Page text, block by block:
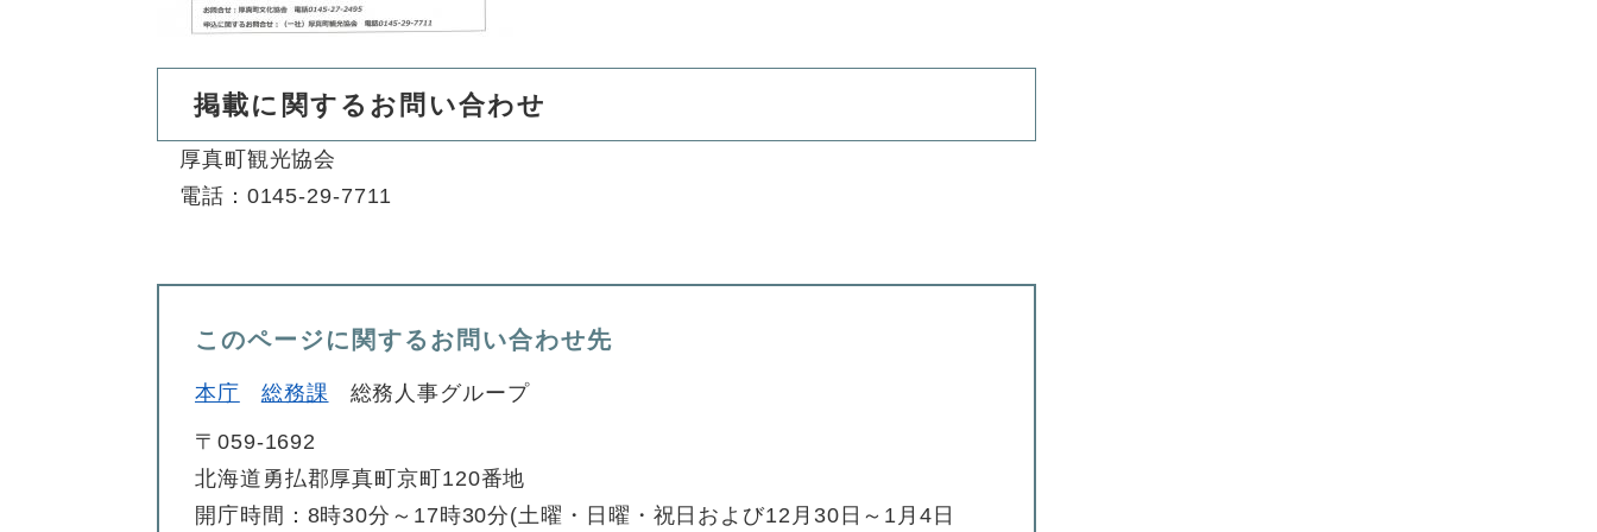
掲載に関するお問い合わせ
厚真町観光協会
電話：0145-29-7711
このページに関するお問い合わせ先
本庁 総務課 総務人事グループ
〒059-1692
北海道勇払郡厚真町京町120番地
開庁時間：8時30分～17時30分(土曜・日曜・祝日および12月30日～1月4日